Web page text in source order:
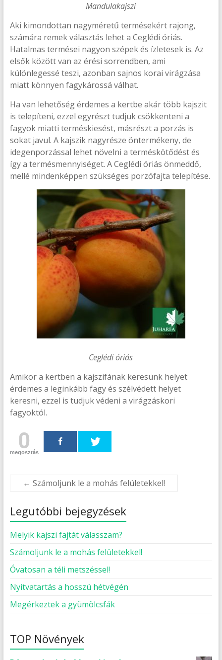
Mandulakajszi
Aki kimondottan nagyméretű termésekért rajong,
számára remek választás lehet a Ceglédi óriás.
Hatalmas termései nagyon szépek és ízletesek is. Az
elsők között van az érési sorrendben, ami
különlegessé teszi, azonban sajnos korai virágzása
miatt könnyen fagykárossá válhat.
Ha van lehetőség érdemes a kertbe akár több kajszit
is telepíteni, ezzel egyrészt tudjuk csökkenteni a
fagyok miatti terméskiesést, másrészt a porzás is
sokat javul. A kajszik nagyrésze öntermékeny, de
idegenporzással lehet növelni a terméskötődést és
így a termésmennyiséget. A Ceglédi óriás önmeddő,
mellé mindenképpen szükséges porzófajta telepítése.
Ceglédi óriás
Amikor a kertben a kajszifának keresünk helyet
érdemes a leginkább fagy és szélvédett helyet
keresni, ezzel is tudjuk védeni a virágzáskori
fagyoktól.
0
megosztás
← Számoljunk le a mohás felületekkel!
Legutóbbi bejegyzések
Melyik kajszi fajtát válasszam?
Számoljunk le a mohás felületekkel!
Óvatosan a téli metszéssel!
Nyitvatartás a hosszú hétvégén
Megérkeztek a gyümölcsfák
TOP Növények